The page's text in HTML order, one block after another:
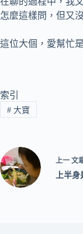
怎麼這樣問，但又
這位大個，愛幫忙
索引
#大寶
上一 文
上半